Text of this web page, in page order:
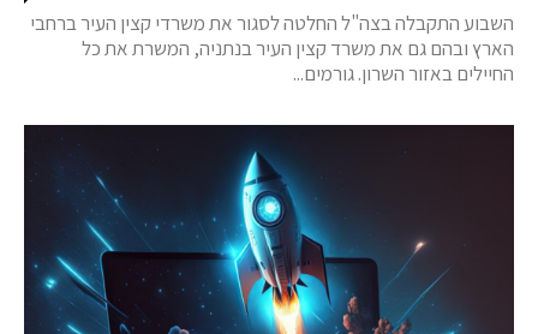
השבוע התקבלה בצה"ל החלטה לסגור את משרדי קצין העיר ברחבי
הארץ ובהם גם את משרד קצין העיר בנתניה, המשרת את כל
החיילים באזור השרון. גורמים...